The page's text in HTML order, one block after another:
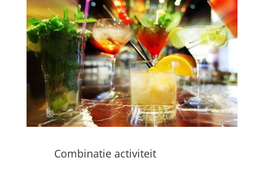
Combinatie activiteit